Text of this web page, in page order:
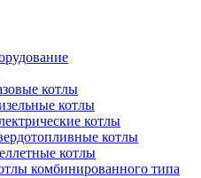
котлы
котлы
котлы
котлы
котлы
комбинированного типа